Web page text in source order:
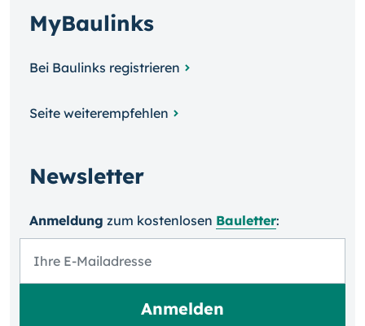
MyBaulinks
Bei Baulinks registrieren
Seite weiterempfehlen
Newsletter
Anmeldung zum kosten­losen Bauletter: